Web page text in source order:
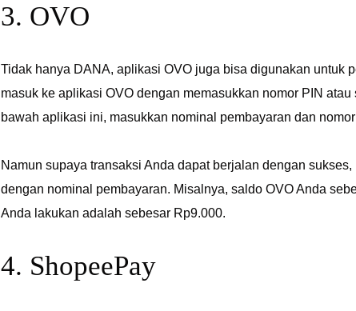
3. OVO
Tidak hanya DANA, aplikasi OVO juga bisa digunakan untuk
masuk ke aplikasi OVO dengan memasukkan nomor PIN
bawah aplikasi ini, masukkan nominal pembayaran dan
Namun supaya transaksi Anda dapat berjalan dengan
dengan nominal pembayaran. Misalnya, saldo OVO Anda
Anda lakukan adalah sebesar Rp9.000.
4. ShopeePay